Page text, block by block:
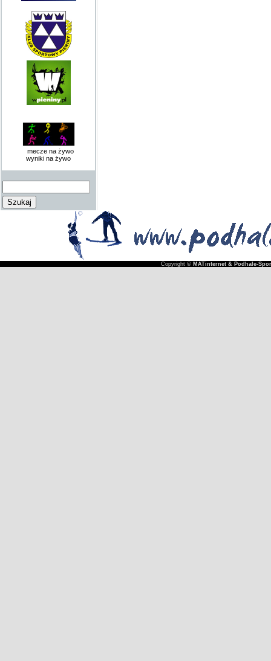
mecze na żywo
wyniki na żywo
Copyright © MATinternet & Podhale-